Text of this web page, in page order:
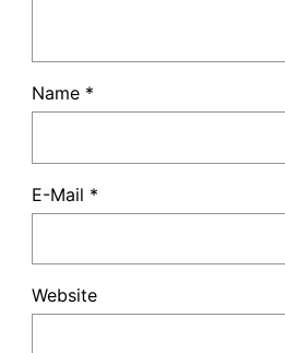
Name *
E-Mail *
Website